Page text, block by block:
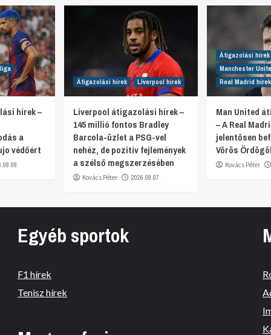
hírek –
a
védőért
Átigazolási hírek Liverpool hírek
Liverpool átigazolási hírek –
145 millió fontos Bradley
Barcola-üzlet a PSG-vel
nehéz, de pozitív fejlemények
a szélső megszerzésében
Kovács Péter 2026.08.07.
Átigazolási hírek
Manchester
Real Madrid hírek
Man United
– A Real
jelentősen
Vörös
Kovács Péter
Egyéb sportok
F1 hírek
Tenisz hírek